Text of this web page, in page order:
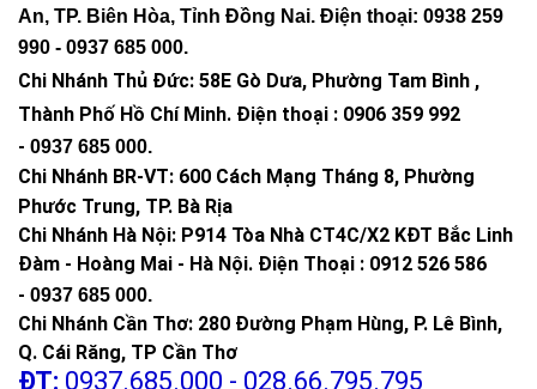
An, TP. Biên Hòa, Tỉnh Đồng Nai. Điện thoại: 0938 259
990 - 0937 685 000.
Chi Nhánh Thủ Đức: 58E Gò Dưa, Phường Tam Bình ,
Thành Phố Hồ Chí Minh. Điện thoại : 0906 359 992
- 0937 685 000.
Chi Nhánh BR-VT: 600 Cách Mạng Tháng 8, Phường
Phước Trung, TP. Bà Rịa
Chi Nhánh Hà Nội: P914 Tòa Nhà CT4C/X2 KĐT Bắc Linh
Đàm - Hoàng Mai - Hà Nội. Điện Thoại : 0912 526 586
- 0937 685 000.
Chi Nhánh Cần Thơ: 280 Đường Phạm Hùng, P. Lê Bình,
Q. Cái Răng, TP Cần Thơ
ĐT: 0937.685.000 - 028.66.795.795